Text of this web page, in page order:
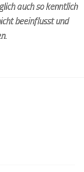
auch so kenntlich
beeinflusst und